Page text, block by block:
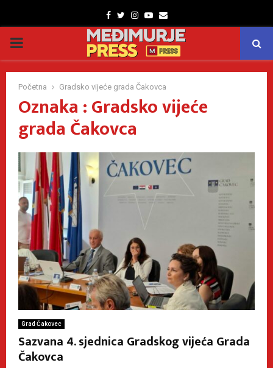
Facebook
TwitterInstagram
Youtube
Email
PRIMARY
MENU
Početna Gradsko vijeće grada Čakovca
Oznaka : Gradsko vijeće
grada Čakovca
Grad Čakovec
Sazvana 4. sjednica Gradskog vijeća Grada
Čakovca